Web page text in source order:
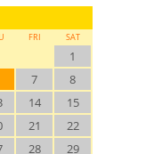
FRI SAT
1
7
8
14
15
21
22
28 29